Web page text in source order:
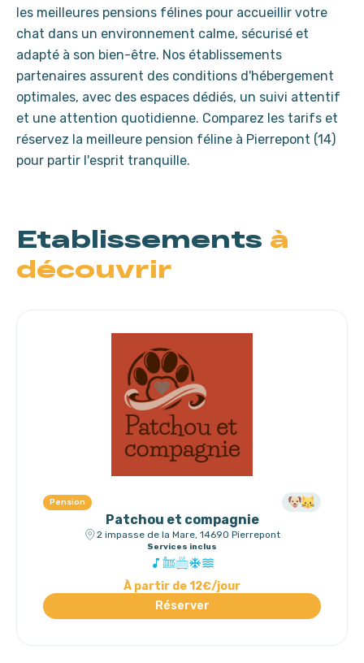
les meilleures pensions félines pour accueillir votre
chat dans un environnement calme, sécurisé et
adapté à son bien-être. Nos établissements
partenaires assurent des conditions d'hébergement
optimales, avec des espaces dédiés, un suivi attentif
et une attention quotidienne. Comparez les tarifs et
réservez la meilleure pension féline à Pierrepont (14)
pour partir l'esprit tranquille.
Etablissements à
découvrir
Pension
Patchou et compagnie
2 impasse de la Mare, 14690 Pierrepont
Services inclus
À partir de 12€/jour
Réserver